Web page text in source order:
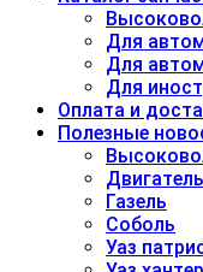
Для
Для
Для
Оплата и
Полезные
Газель
Соболь
Уаз